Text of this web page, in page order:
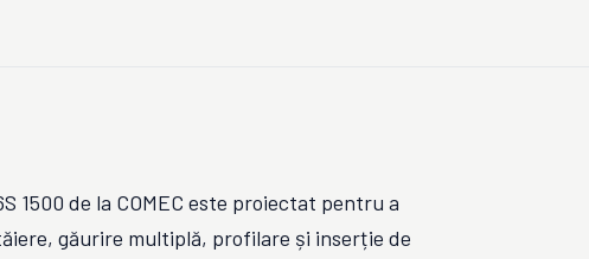
1500 de la COMEC este proiectat pentru a
găurire multiplă, profilare și inserție de